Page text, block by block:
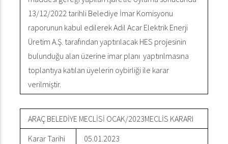
13/12/2022 tarihli Belediye İmar Komisyonu
raporunun kabul edilerek Adil Acar Elektrik Enerji
Üretim A.Ş. tarafından yaptırılacak HES projesinin
bulunduğu alan üzerine imar planı yaptırılmasına
toplantıya katılan üyelerin oybirliği ile karar
verilmiştir.
ARAÇ BELEDİYE MECLİSİ OCAK/2023MECLİS KARARI
Karar Tarihi
05.01.2023